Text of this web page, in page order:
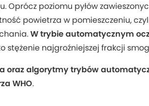
Oprócz poziomu pyłów
powietrza w pomieszczeniu,
W trybie automatycznym
stężenie najgroźniejszej frakcji
oraz algorytmy trybów
WHO.